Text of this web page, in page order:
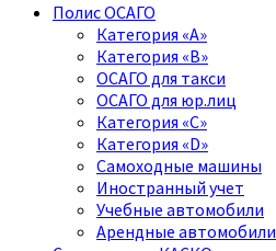
Полис ОСАГО
Категория «A»
Категория «B»
ОСАГО для такси
ОСАГО для юр.лиц
Категория «C»
Категория «D»
Самоходные машины
Иностранный учет
Учебные автомобили
Арендные автомобили